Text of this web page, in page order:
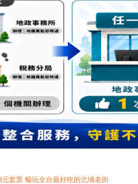
元套票 暢玩全台最好吃的北埔老街